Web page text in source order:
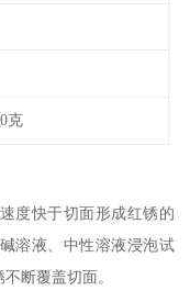
克
度快于切面形成红锈的
溶液、中性溶液浸泡试
断覆盖切面。